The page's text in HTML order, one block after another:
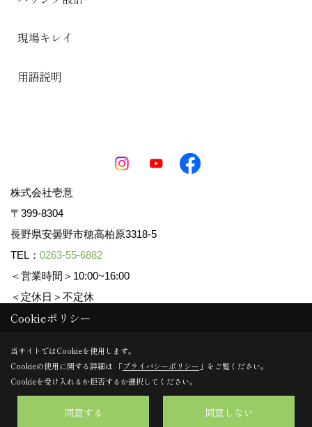
現場キレイ
用語説明
株式会社壱意
〒399-8304
長野県安曇野市穂高柏原3318-5
TEL： 0263-55-6882
＜営業時間＞10:00~16:00
＜定休日＞不定休
Copyright (c) ICHII Corp. All Rights Reserved.
Produced byゴデスクリエイト
Cookieポリシー
当サイトではCookieを使用します。
Cookieの使用に関する詳細は 「プライバシーポリシー 」をご覧ください。
Cookieを受け入れるか拒否するか選択してください。
同意する 同意しない